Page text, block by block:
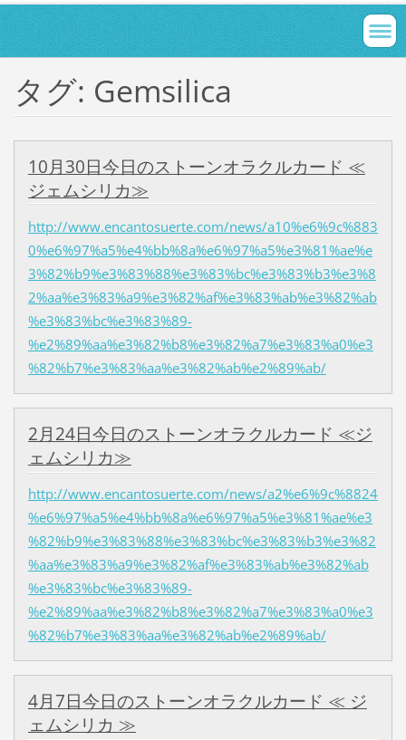
タグ: Gemsilica
10月30日今日のストーンオラクルカード ≪
ジェムシリカ≫
http://www.encantosuerte.com/news/a10%e6%9c%883
0%e6%97%a5%e4%bb%8a%e6%97%a5%e3%81%ae%e
3%82%b9%e3%83%88%e3%83%bc%e3%83%b3%e3%8
2%aa%e3%83%a9%e3%82%af%e3%83%ab%e3%82%ab
%e3%83%bc%e3%83%89-
%e2%89%aa%e3%82%b8%e3%82%a7%e3%83%a0%e3
%82%b7%e3%83%aa%e3%82%ab%e2%89%ab/
2月24日今日のストーンオラクルカード ≪ジ
ェムシリカ≫
http://www.encantosuerte.com/news/a2%e6%9c%8824
%e6%97%a5%e4%bb%8a%e6%97%a5%e3%81%ae%e3
%82%b9%e3%83%88%e3%83%bc%e3%83%b3%e3%82
%aa%e3%83%a9%e3%82%af%e3%83%ab%e3%82%ab
%e3%83%bc%e3%83%89-
%e2%89%aa%e3%82%b8%e3%82%a7%e3%83%a0%e3
%82%b7%e3%83%aa%e3%82%ab%e2%89%ab/
4月7日今日のストーンオラクルカード ≪ ジ
ェムシリカ ≫